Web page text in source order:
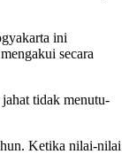
ini
secara
tidak menutu-
Ketika nilai-nilai